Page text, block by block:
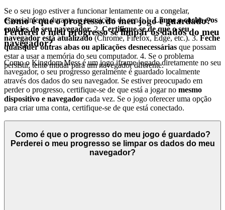
Se o seu jogo estiver a funcionar lentamente ou a congelar,
especialmente durante as transições de cena: 1.Limpe a cache e os
cookies do seu navegador.2.Certifique-se de que o seu
navegador está atualizado(Chrome, Firefox, Edge, etc.). 3.Feche
quaisquer outras abas ou aplicações desnecessárias que possam
estar a usar a memória do seu computador. 4. Se o problema
persistir, tente mudar para um navegador diferente.
Como é que o progresso do meu jogo é guardado?
Perderei o meu progresso se limpar os dados do meu
navegador?
Como o Kingdom Mess é um jogo iframe jogado diretamente no seu
navegador, o seu progresso geralmente é guardado localmente
através dos dados do seu navegador. Se estiver preocupado em
perder o progresso, certifique-se de que está a jogar no mesmo
dispositivo e navegador cada vez. Se o jogo oferecer uma opção
para criar uma conta, certifique-se de que está conectado.
Como é que o progresso do meu jogo é guardado?
Perderei o meu progresso se limpar os dados do meu
navegador?